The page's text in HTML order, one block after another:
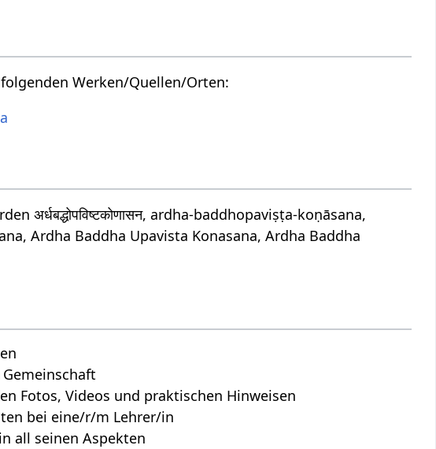
Werken/Quellen/Orten:
अर्धबद्धोपविष्टकोणासन, ardha-baddhopaviṣṭa-koṇāsana,
Ardha Baddha Upavista Konasana, Ardha Baddha
Fotos, Videos und praktischen Hinweisen
bei eine/r/m Lehrer/in
all seinen Aspekten